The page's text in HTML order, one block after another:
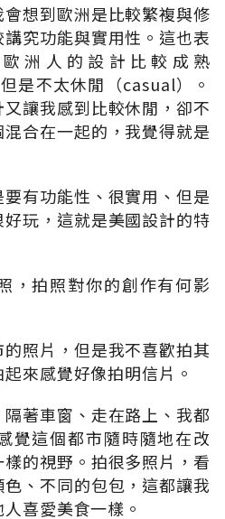
想到歐洲是比較繁複與修
究功能與實用性。這也表
洲人的設計比較成熟
是不太休閒（casual）。
讓我感到比較休閒，卻不
合在一起的，我覺得就是
有功能性、很實用、但是
玩，這就是美國設計的特
，拍照對你的創作有何影
照片，但是我不喜歡拍其
來感覺好像拍明信片。
著車窗、走在路上、我都
覺這個都市隨時隨地在改
的視野。拍很多照片，看
、不同的包包，這都讓我
喜愛美食一樣。